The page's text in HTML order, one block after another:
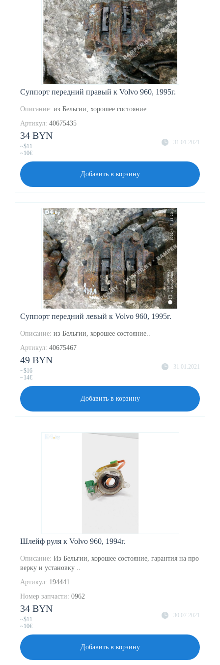
Суппорт передний правый к Volvo 960, 1995г.
Описание: из Бельгии, хорошее состояние..
Артикул: 40675435
31.01.2021
34 BYN
~$11
~10€
Добавить в корзину
Суппорт передний левый к Volvo 960, 1995г.
Описание: из Бельгии, хорошее состояние..
Артикул: 40675467
31.01.2021
49 BYN
~$16
~14€
Добавить в корзину
Шлейф руля к Volvo 960, 1994г.
Описание: Из Бельгии, хорошее состояние, гарантия на про
верку и установку ..
Артикул: 194441
Номер запчасти: 0962
30.07.2021
34 BYN
~$11
~10€
Добавить в корзину